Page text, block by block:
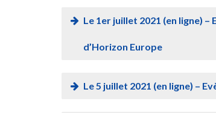
Le 1er juillet 2021 (en ligne)
d’Horizon Europe
Le 5 juillet 2021 (en ligne) –